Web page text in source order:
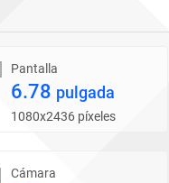
Pantalla
6.78 pulgada
1080x2436 píxeles
Cámara